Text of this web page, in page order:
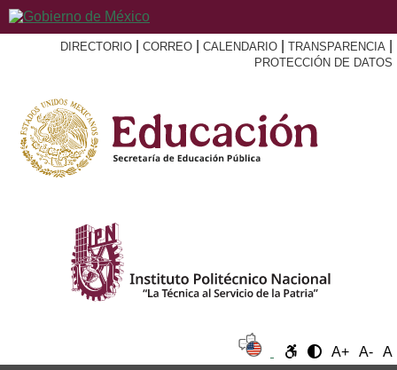
DIRECTORIO CORREO CALENDARIO TRANSPARENCIA
PROTECCIÓN DE DATOS
A+ A- A